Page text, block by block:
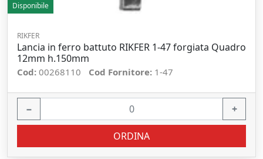
Disponibile
RIKFER
Lancia in ferro battuto RIKFER 1-47 forgiata Quadro
12mm h.150mm
Cod: 00268110 Cod Fornitore: 1-47
− +
ORDINA